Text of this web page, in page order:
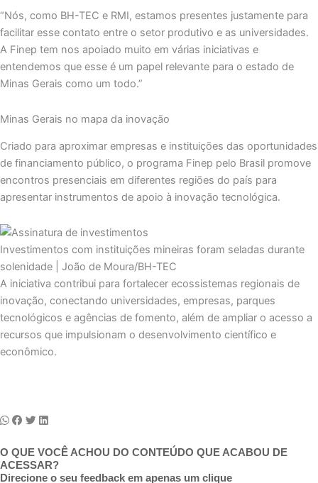
“Nós, como BH-TEC e RMI, estamos presentes justamente para
facilitar esse contato entre o setor produtivo e as universidades.
A Finep tem nos apoiado muito em várias iniciativas e
entendemos que esse é um papel relevante para o estado de
Minas Gerais como um todo.”
Minas Gerais no mapa da inovação
Criado para aproximar empresas e instituições das oportunidades
de financiamento público, o programa Finep pelo Brasil promove
encontros presenciais em diferentes regiões do país para
apresentar instrumentos de apoio à inovação tecnológica.
Investimentos com instituições mineiras foram seladas durante
solenidade | João de Moura/BH-TEC
A iniciativa contribui para fortalecer ecossistemas regionais de
inovação, conectando universidades, empresas, parques
tecnológicos e agências de fomento, além de ampliar o acesso a
recursos que impulsionam o desenvolvimento científico e
econômico.
O QUE VOCÊ ACHOU DO CONTEÚDO QUE ACABOU DE
ACESSAR?
Direcione o seu feedback em apenas um clique